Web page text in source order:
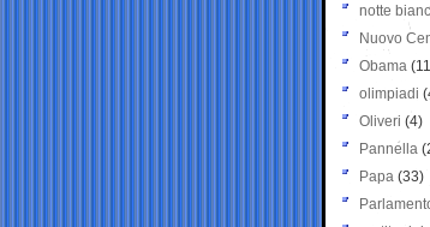
notte
Nuovo
Obama
olimpiadi
Oliveri (4)
Pannella
Papa (33)